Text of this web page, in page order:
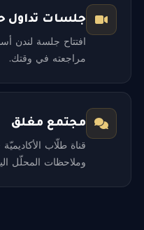
جلسات تداول
افتتاح جلسة لندن
مراجعته في وقتك.
مجتمع مغلق
قناة طلّاب
وملاحظات المحلّل